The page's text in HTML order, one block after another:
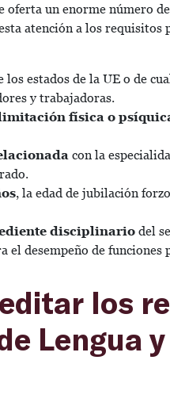
un enorme número
atención a los requisitos
los estados de la UE o de
y trabajadoras.
física o
con la
, la edad de jubilación
disciplinario del
desempeño de funciones
los
Lengua y